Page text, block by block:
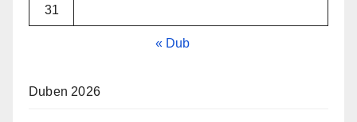
31
« Dub
Duben 2026